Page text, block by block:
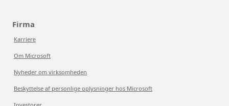
Firma
Karriere
Om Microsoft
Nyheder om virksomheden
Beskyttelse af personlige oplysninger hos Microsoft